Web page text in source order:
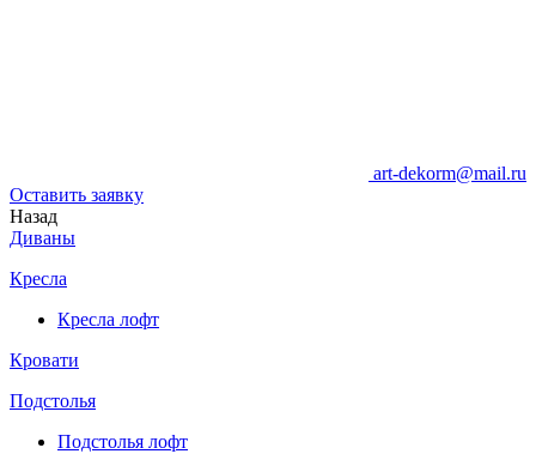
art-dekorm@mail.ru
Оставить заявку
Назад
Диваны
Кресла
Кресла лофт
Кровати
Подстолья
Подстолья лофт